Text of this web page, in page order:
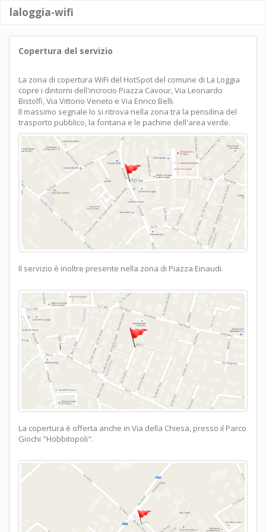
laloggia-wifi
Copertura del servizio
La zona di copertura WiFi del HotSpot del comune di La Loggia
copre i dintorni dell'incrocio Piazza Cavour, Via Leonardo
Bistolfi, Via Vittorio Veneto e Via Enrico Belli.
Il massimo segnale lo si ritrova nella zona tra la pensilina del
trasporto pubblico, la fontana e le pachine dell'area verde.
Il servizio è inoltre presente nella zona di Piazza Einaudi.
La copertura è offerta anche in Via della Chiesa, presso il Parco
Giochi "Hobbitopoli".